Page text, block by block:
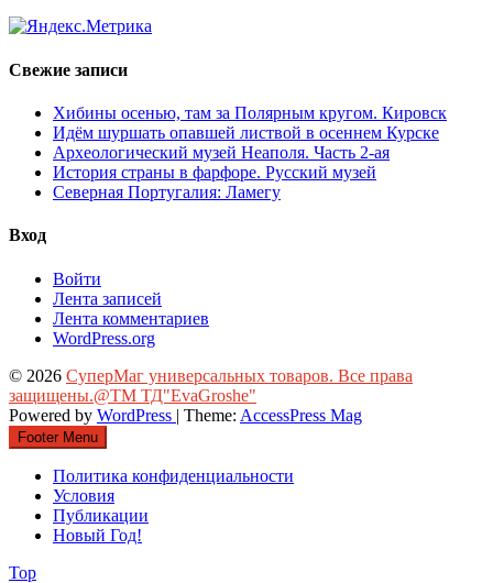
Свежие записи
Хибины осенью, там за Полярным кругом. Кировск
Идём шуршать опавшей листвой в осеннем Курске
Археологический музей Неаполя. Часть 2-ая
История страны в фарфоре. Русский музей
Северная Португалия: Ламегу
Вход
Войти
Лента записей
Лента комментариев
WordPress.org
© 2026 СуперМаг универсальных товаров. Все права
защищены.@ТМ ТД"EvaGroshe"
Powered by WordPress | Theme: AccessPress Mag
Footer Menu
Политика конфиденциальности
Условия
Публикации
Новый Год!
Top